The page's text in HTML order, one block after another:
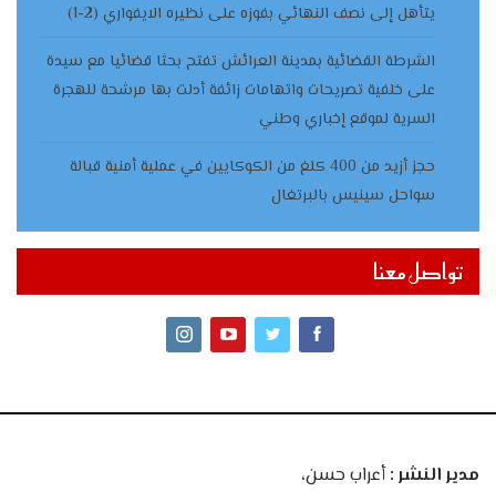
يتأهل إلى نصف النهائي بفوزه على نظيره الايفواري (2-1)
الشرطة القضائية بمدينة العرائش تفتح بحثا قضائيا مع سيدة
على خلفية تصريحات واتهامات زائفة أدلت بها مرشحة للهجرة
السرية لموقع إخباري وطني
حجز أزيد من 400 كلغ من الكوكايين في عملية أمنية قبالة
سواحل سينيس بالبرتغال
تواصل معنا
مدير النشر :أعراب حسن،